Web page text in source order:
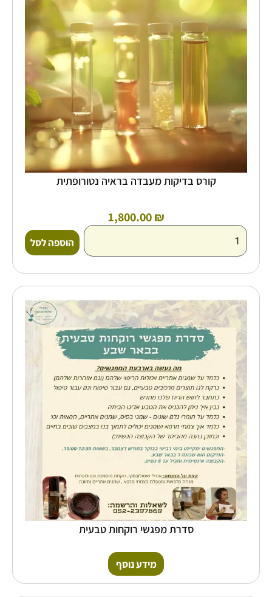
קורס בדיקות מעבדה בראיה נטורופתית
1,800.00₪
בראיה
נטורופתית
הוספה לסל
סדרת מפגשי רוקחות טבעית
מידע נוסף